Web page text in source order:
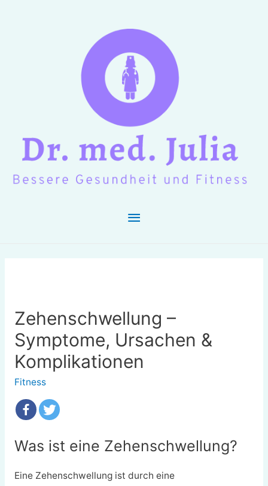
Hauptmenü
Zehenschwellung –
Symptome, Ursachen &
Komplikationen
Fitness
Was ist eine Zehenschwellung?
Eine Zehenschwellung ist durch eine